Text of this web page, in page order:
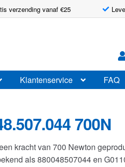
verzending vanaf €25
Klantenservice FAQ
700N
kracht van 700 Newton
als 880048507044 en